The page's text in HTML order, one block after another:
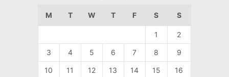
M T W T F S S
1 2
3 4 5 6 7 8 9
10 11 12 13 14 15 16